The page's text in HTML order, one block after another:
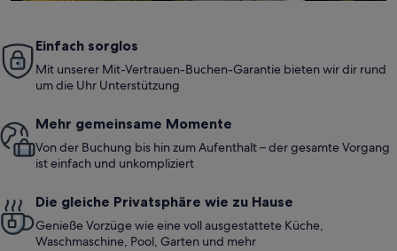
Einfach sorglos
Mit unserer Mit-Vertrauen-Buchen-Garantie bieten wir dir rund
um die Uhr Unterstützung
Mehr gemeinsame Momente
Von der Buchung bis hin zum Aufenthalt – der gesamte Vorgang
ist einfach und unkompliziert
Die gleiche Privatsphäre wie zu Hause
Genieße Vorzüge wie eine voll ausgestattete Küche,
Waschmaschine, Pool, Garten und mehr